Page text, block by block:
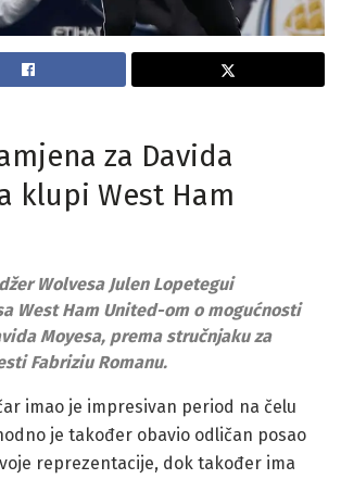
za Davida
klupi West Ham
Wolvesa Julen Lopetegui
West Ham United-om o mogućnosti
Moyesa, prema stručnjaku za
Fabriziu Romanu.
imao je impresivan period na čelu
je također obavio odličan posao
reprezentacije, dok također ima